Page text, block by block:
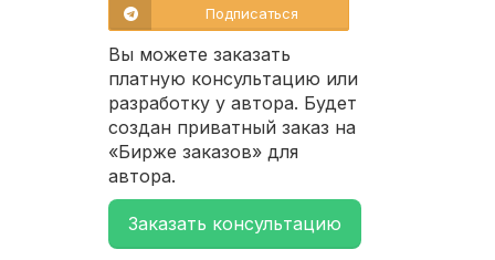
Подписаться
Вы можете заказать
платную консультацию или
разработку у автора. Будет
создан приватный заказ на
«Бирже заказов» для
автора.
Заказать консультацию